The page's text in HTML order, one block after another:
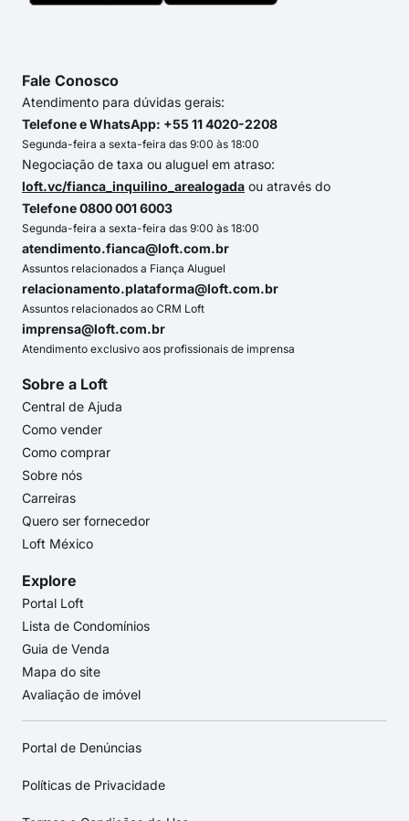
Fale Conosco
Atendimento para dúvidas gerais:
Telefone e WhatsApp: +55 11 4020-2208
Segunda-feira a sexta-feira das 9:00 às 18:00
Negociação de taxa ou aluguel em atraso:
loft.vc/fianca_inquilino_arealogada ou através do
Telefone 0800 001 6003
Segunda-feira a sexta-feira das 9:00 às 18:00
atendimento.fianca@loft.com.br
Assuntos relacionados a Fiança Aluguel
relacionamento.plataforma@loft.com.br
Assuntos relacionados ao CRM Loft
imprensa@loft.com.br
Atendimento exclusivo aos profissionais de imprensa
Sobre a Loft
Central de Ajuda
Como vender
Como comprar
Sobre nós
Carreiras
Quero ser fornecedor
Loft México
Explore
Portal Loft
Lista de Condomínios
Guia de Venda
Mapa do site
Avaliação de imóvel
Portal de Denúncias
Políticas de Privacidade